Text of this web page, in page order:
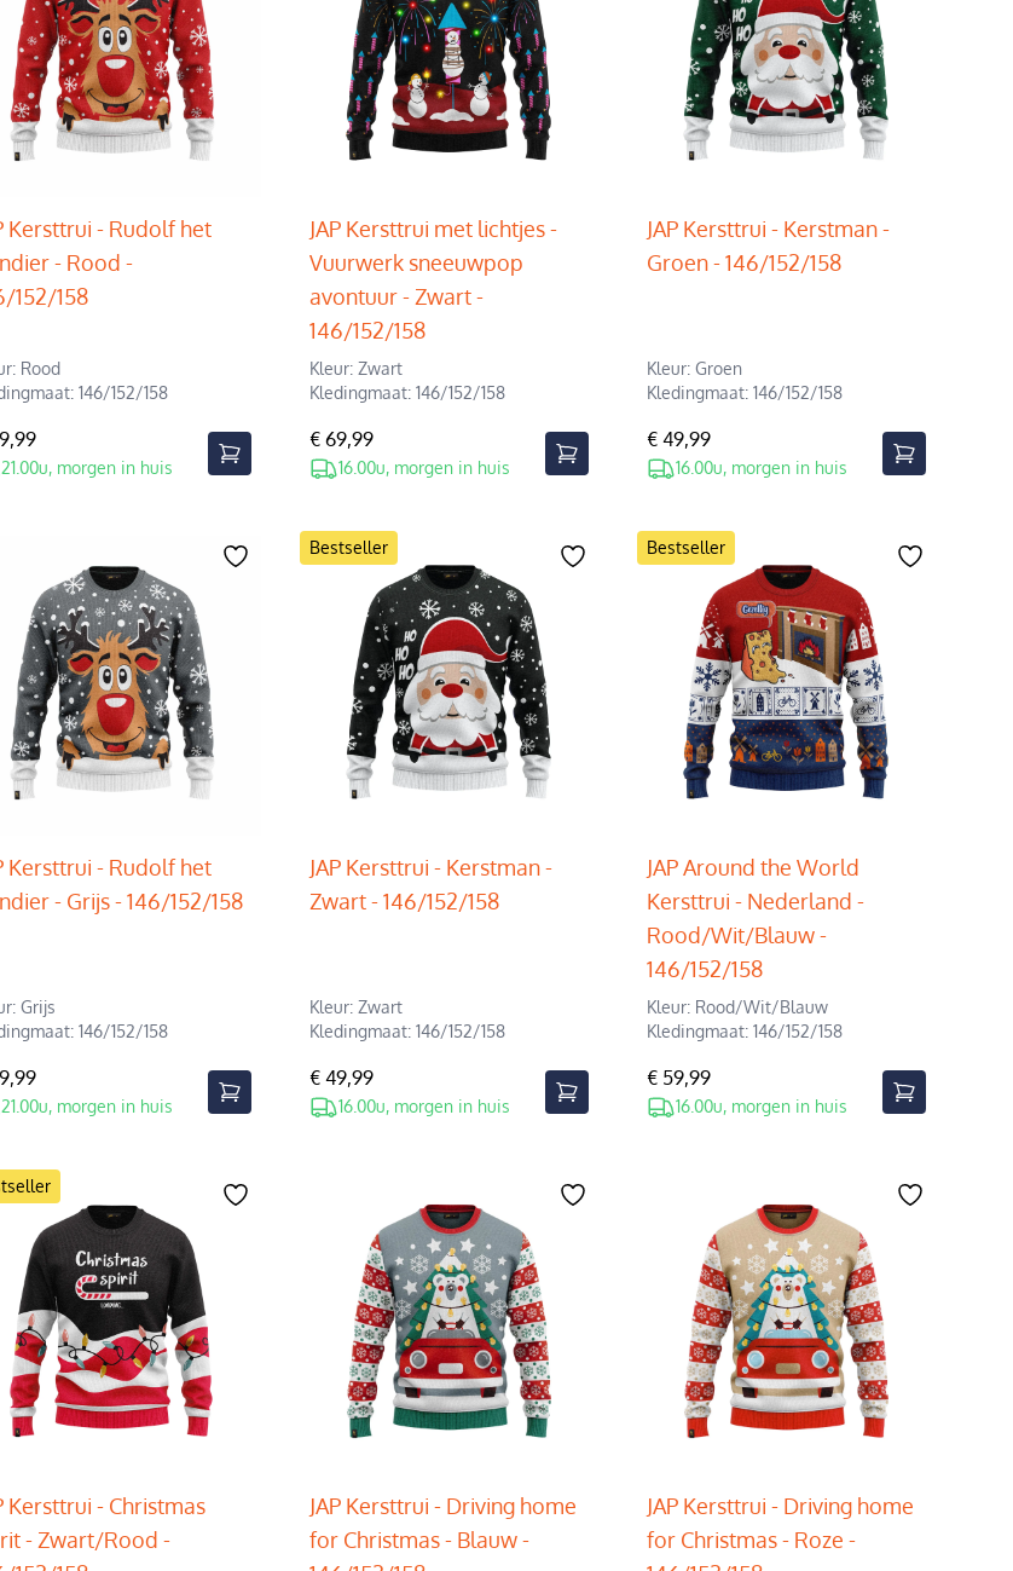
Kersttrui - Rudolf het
- Rood -
152/158
Rood
146/152/158
21.00u, morgen in huis
JAP Kersttrui met lichtjes -
Vuurwerk sneeuwpop
avontuur - Zwart -
146/152/158
Kleur: Zwart
Kledingmaat: 146/152/158
€ 69,99
16.00u, morgen in huis
JAP Kersttrui - Kerstman -
Groen - 146/152/158
Kleur: Groen
Kledingmaat: 146/152/158
€ 49,99
16.00u, morgen in huis
Kersttrui - Rudolf het
- Grijs - 146/152/158
Grijs
146/152/158
21.00u, morgen in huis
Bestseller
JAP Kersttrui - Kerstman -
Zwart - 146/152/158
Kleur: Zwart
Kledingmaat: 146/152/158
€ 49,99
16.00u, morgen in huis
Bestseller
JAP Around the World
Kersttrui - Nederland -
Rood/Wit/Blauw -
146/152/158
Kleur: Rood/Wit/Blauw
Kledingmaat: 146/152/158
€ 59,99
16.00u, morgen in huis
Kersttrui - Christmas
- Zwart/Rood -
JAP Kersttrui - Driving home
for Christmas - Blauw -
JAP Kersttrui - Driving home
for Christmas - Roze -